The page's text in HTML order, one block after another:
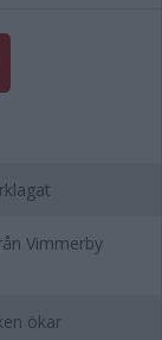
Vimmerby
ökar